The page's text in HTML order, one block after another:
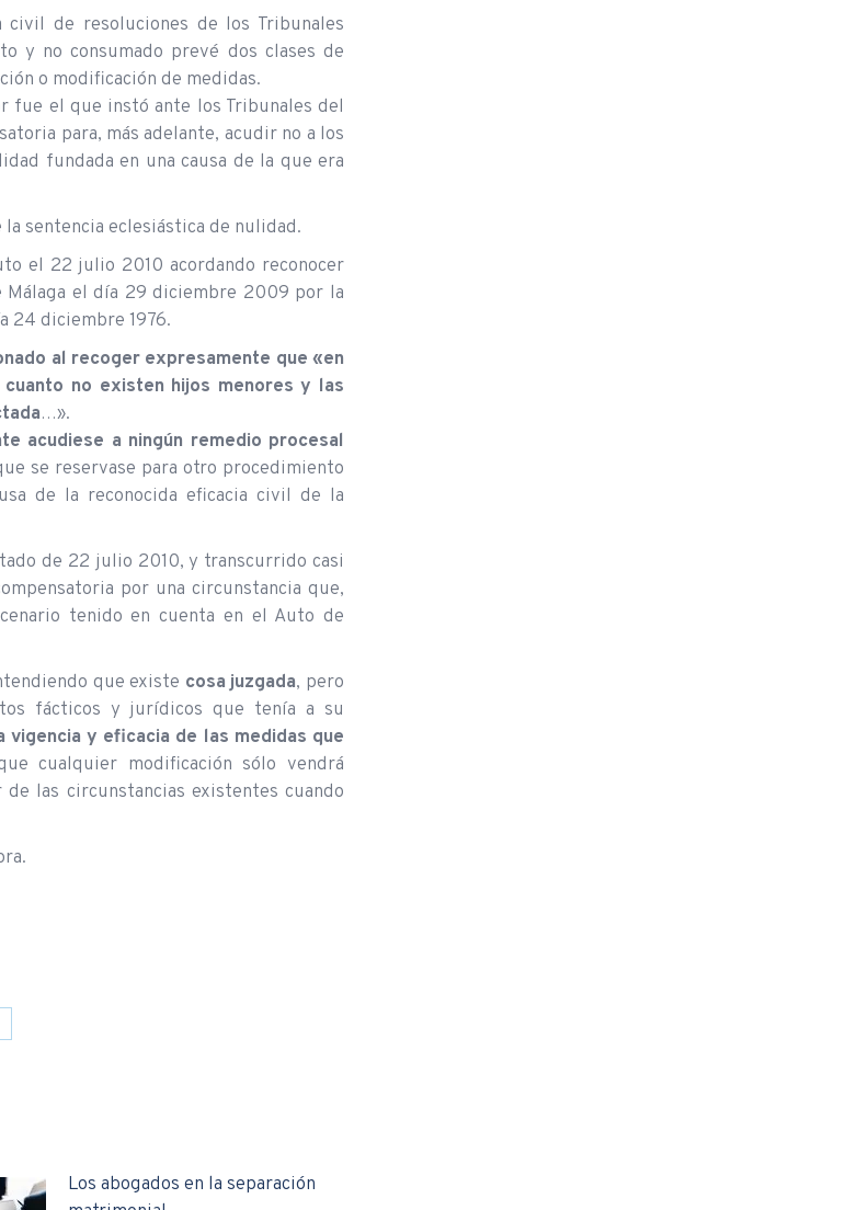
de resoluciones de los Tribunales
y no consumado prevé dos clases de
o modificación de medidas.
fue el que instó ante los Tribunales del
para, más adelante, acudir no a los
fundada en una causa de la que era
sentencia eclesiástica de nulidad.
el 22 julio 2010 acordando reconocer
el día 29 diciembre 2009 por la
24 diciembre 1976.
al recoger expresamente que «en
no existen hijos menores y las
…».
acudiese a ningún remedio procesal
se reservase para otro procedimiento
de la reconocida eficacia civil de la
de 22 julio 2010, y transcurrido casi
por una circunstancia que,
tenido en cuenta en el Auto de
que existe cosa juzgada, pero
fácticos y jurídicos que tenía a su
y eficacia de las medidas que
cualquier modificación sólo vendrá
las circunstancias existentes cuando
Los abogados en la separación